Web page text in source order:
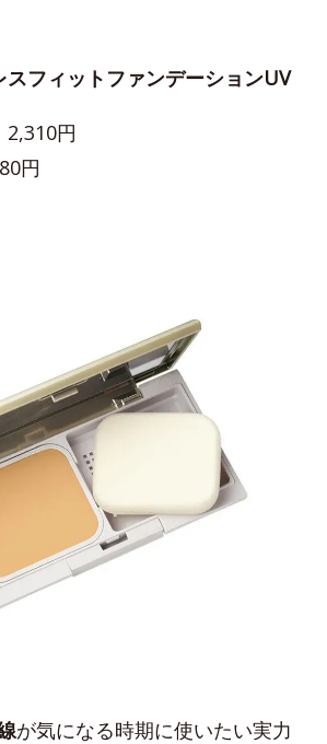
フィットファンデーションUV
2,310円
円
が気になる時期に使いたい実力